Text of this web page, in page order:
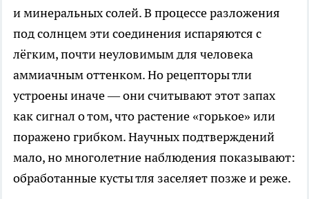
и минеральных солей. В процессе разложения
под солнцем эти соединения испаряются с
лёгким, почти неуловимым для человека
аммиачным оттенком. Но рецепторы тли
устроены иначе — они считывают этот запах
как сигнал о том, что растение «горькое» или
поражено грибком. Научных подтверждений
мало, но многолетние наблюдения показывают:
обработанные кусты тля заселяет позже и реже.